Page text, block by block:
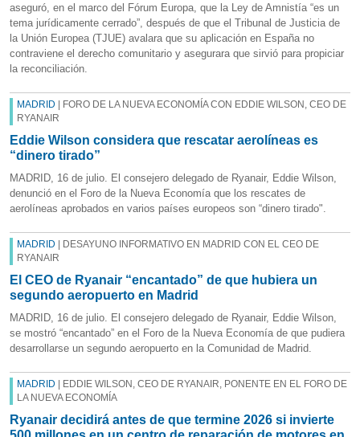
aseguró, en el marco del Fórum Europa, que la Ley de Amnistía “es un
tema jurídicamente cerrado”, después de que el Tribunal de Justicia de
la Unión Europea (TJUE) avalara que su aplicación en España no
contraviene el derecho comunitario y asegurara que sirvió para propiciar
la reconciliación.
MADRID | FORO DE LA NUEVA ECONOMÍA CON EDDIE WILSON, CEO DE
RYANAIR
Eddie Wilson considera que rescatar aerolíneas es
“dinero tirado”
MADRID, 16 de julio. El consejero delegado de Ryanair, Eddie Wilson,
denunció en el Foro de la Nueva Economía que los rescates de
aerolíneas aprobados en varios países europeos son “dinero tirado".
MADRID | DESAYUNO INFORMATIVO EN MADRID CON EL CEO DE
RYANAIR
El CEO de Ryanair “encantado” de que hubiera un
segundo aeropuerto en Madrid
MADRID, 16 de julio. El consejero delegado de Ryanair, Eddie Wilson,
se mostró “encantado” en el Foro de la Nueva Economía de que pudiera
desarrollarse un segundo aeropuerto en la Comunidad de Madrid.
MADRID | EDDIE WILSON, CEO DE RYANAIR, PONENTE EN EL FORO DE
LA NUEVA ECONOMÍA
Ryanair decidirá antes de que termine 2026 si invierte